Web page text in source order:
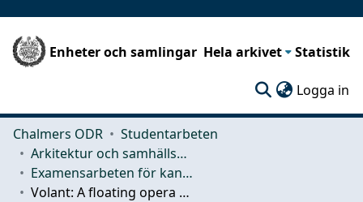
Enheter och samlingar Hela arkivet Statistik
Logga in
Chalmers ODR
Studentarbeten
Arkitektur och samhällsbyggnadsteknik (ACE)
Examensarbeten för kandidatexamen
Volant: A floating opera experience at an American university